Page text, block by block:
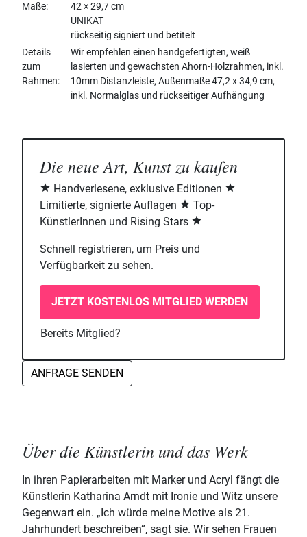
Maße
42 × 29,7 cm
UNIKAT
rückseitig signiert und betitelt
Details
zum
Rahmen
Wir empfehlen einen handgefertigten, weiß
lasierten und gewachsten Ahorn-Holzrahmen, inkl.
10mm Distanzleiste, Außenmaße 47,2 x 34,9 cm,
inkl. Normalglas und rückseitiger Aufhängung
Die neue Art, Kunst zu kaufen
Handverlesene, exklusive Editionen
Limitierte, signierte Auflagen
Top-
KünstlerInnen und Rising Stars
Schnell registrieren, um Preis und
Verfügbarkeit zu sehen.
JETZT KOSTENLOS MITGLIED WERDEN
Bereits Mitglied?
ANFRAGE SENDEN
Über die Künstlerin und das Werk
In ihren Papierarbeiten mit Marker und Acryl fängt die
Künstlerin Katharina Arndt mit Ironie und Witz unsere
Gegenwart ein. „Ich würde meine Motive als 21.
Jahrhundert beschreiben“, sagt sie. Wir sehen Frauen